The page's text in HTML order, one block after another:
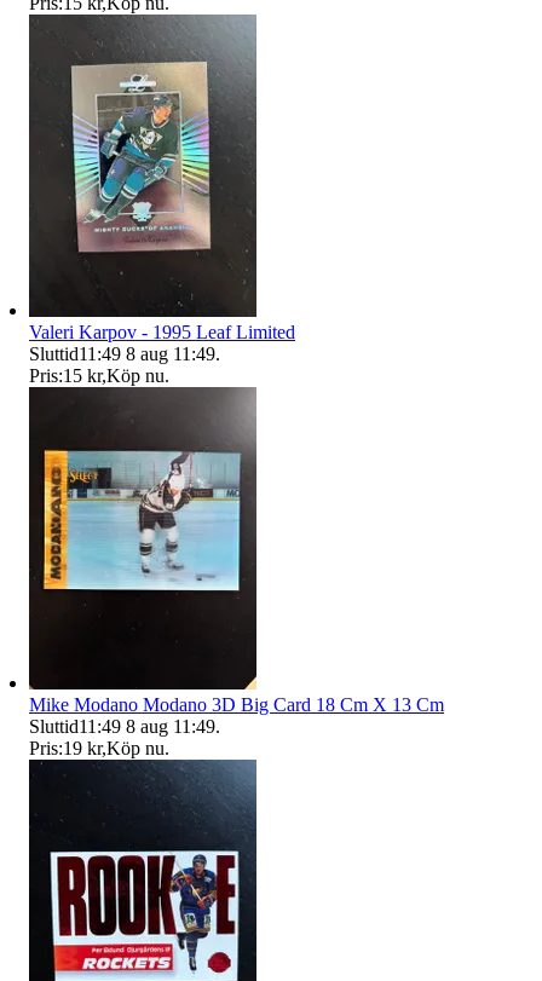
Valeri Karpov - 1995 Leaf Limited
Sluttid11:49 8 aug 11:49.
Pris:15 kr,Köp nu.
Mike Modano Modano 3D Big Card 18 Cm X 13 Cm
Sluttid11:49 8 aug 11:49.
Pris:19 kr,Köp nu.